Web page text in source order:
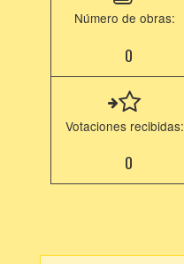
Número de obras:
0
Votaciones recibidas:
0